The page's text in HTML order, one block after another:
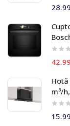
Hotă
m³/